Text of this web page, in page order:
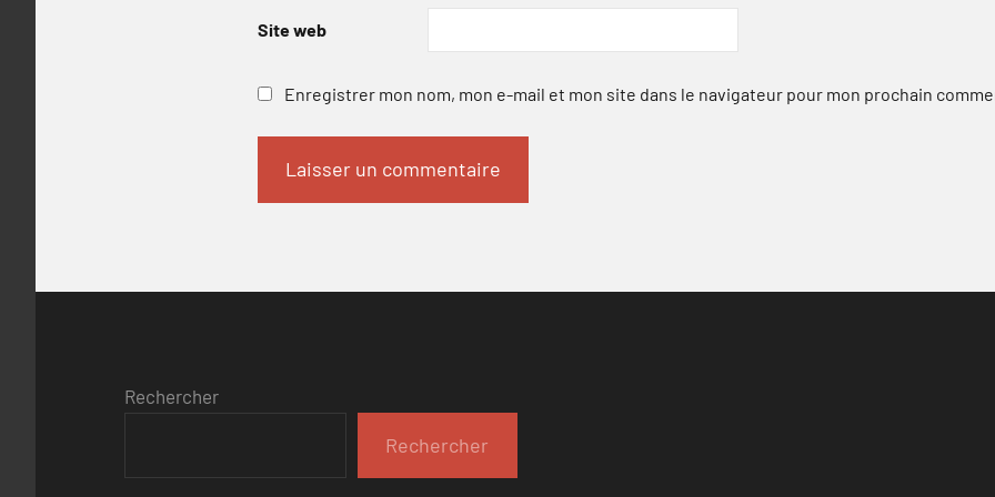
Site web
Enregistrer mon nom, mon e-mail et mon site dans le navigateur pour mon prochain
Rechercher
Rechercher